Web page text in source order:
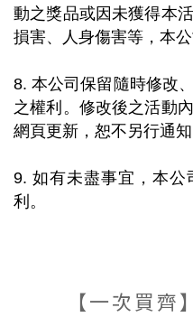
動之獎品或因未獲得本
損害、人身傷害等，本
8. 本公司保留隨時修改
之權利。修改後之活動
網頁更新，恕不另行通知
9. 如有未盡事宜，本公
利。
【一次買齊